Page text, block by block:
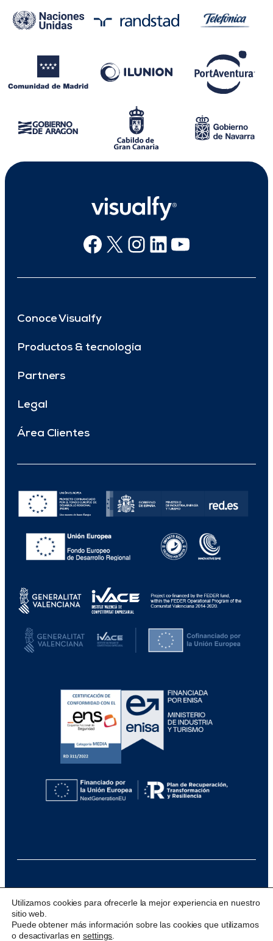
Facebook
X Instagram
Linkedin
Youtube
Conoce Visualfy
Productos & tecnología
Partners
Legal
Área Clientes
@ 2026 Visualfy
Design & development: acceseo
Utilizamos cookies para ofrecerle la mejor experiencia en nuestro
sitio web.
Puede obtener más información sobre las cookies que utilizamos
o desactivarlas ensettings